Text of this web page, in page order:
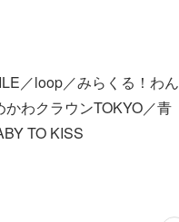
／loop／みらくる！わん
わクラウンTOKYO／青
TO KISS